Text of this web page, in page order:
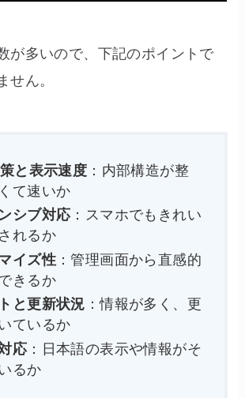
が多いので、下記のポイントで
せん。
と表示速度 ：内部構造が整
て速いか
シブ対応：スマホでもきれい
れるか
イズ性：管理画面から直感的
きるか
と更新状況 ：情報が多く、更
ているか
応：日本語の表示や情報がそ
るか